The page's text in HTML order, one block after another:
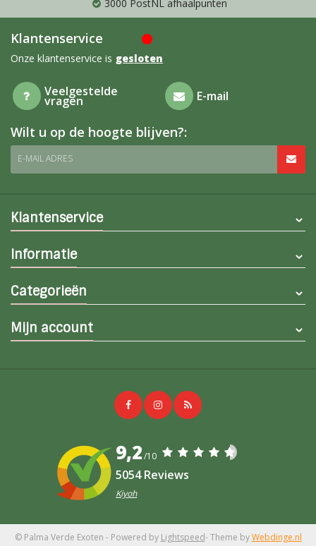
3000 PostNL afhaalpunten
Klantenservice
Onze klantenservice is gesloten
Veelgestelde
vragen E-mail
Wilt u op de hoogte blijven?:
E-MAIL ADRES
Klantenservice
Informatie
Categorieën
Mijn account
9,2/10
5054 Reviews
Kiyoh
© Palma Verde Exoten - Powered by Lightspeed- Theme byWebdinge.nl